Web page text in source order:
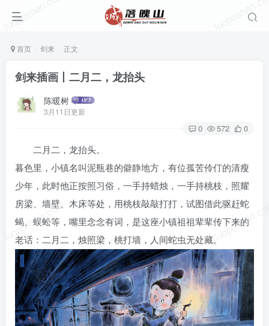
首页 剑来 正文
剑来插画丨二月二，龙抬头
陈暖树
3月11日更新
0 572 0
luoposhan.com
luoposhan.com
二月二，龙抬头。
暮色里，小镇名叫泥瓶巷的僻静地方，有位孤苦伶仃的清瘦
少年，此时他正按照习俗，一手持蜡烛，一手持桃枝，照耀
房梁、墙壁、木床等处，用桃枝敲敲打打，试图借此驱赶蛇
蝎、蜈蚣等，嘴里念念有词，是这座小镇祖祖辈辈传下来的
老话：二月二，烛照梁，桃打墙，人间蛇虫无处藏。